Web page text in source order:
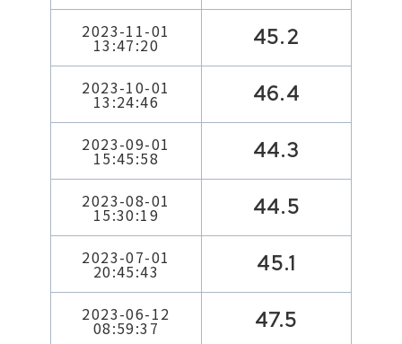
2023-11-01
13:47:20 45.2
2023-10-01
13:24:46 46.4
2023-09-01
15:45:58 44.3
2023-08-01
15:30:19 44.5
2023-07-01
20:45:43 45.1
2023-06-12
08:59:37 47.5